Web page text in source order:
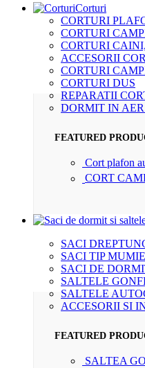
Corturi
CORTURI
CORTURI
CORTURI
ACCESORII
CORTURI
CORTURI DUS
REPARATII
DORMIT IN
FEATURED
Cort plafon
CORT
SACI
SACI TIP MUMIE
SACI DE
SALTELE
SALTELE
ACCESORII SI
FEATURED
SALTEA